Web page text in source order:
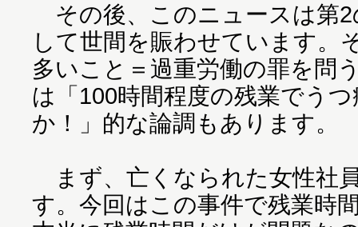
その後、このニュースは第2
して世間を賑わせています。
多いこと＝過重労働の罪を問
は「100時間程度の残業でう
か！」的な論調もあります。
まず、亡くなられた女性社
す。今回はこの事件で残業時